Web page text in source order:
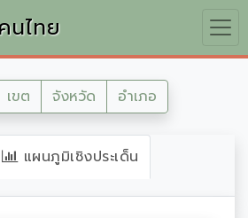
นไทย
เขต จังหวัด อำเภอ
แผนภูมิเชิงประเด็น